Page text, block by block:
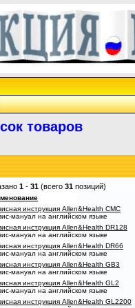
товаров
1 - 31 (всего 31 позиций)
инструкция Allen&Health CMC
мануал на английском языке
инструкция Allen&Health DR128
мануал на английском языке
инструкция Allen&Health DR66
мануал на английском языке
инструкция Allen&Health GB3
мануал на английском языке
инструкция Allen&Health GL2
мануал на английском языке
инструкция Allen&Health GL2200